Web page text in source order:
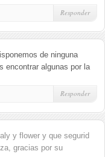
Responder
de ninguna
encontrar algunas por la
Responder
y flower y que segurid
gracias por su